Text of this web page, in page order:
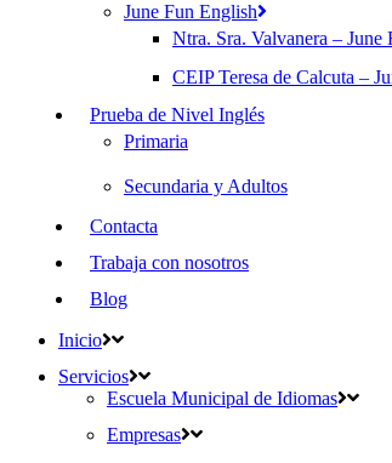
June Fun English
Ntra. Sra. Valvanera – June
CEIP Teresa de Calcuta –
Prueba de Nivel Inglés
Primaria
Secundaria y Adultos
Contacta
Trabaja con nosotros
Blog
Inicio
Servicios
Escuela Municipal de Idiomas
Empresas